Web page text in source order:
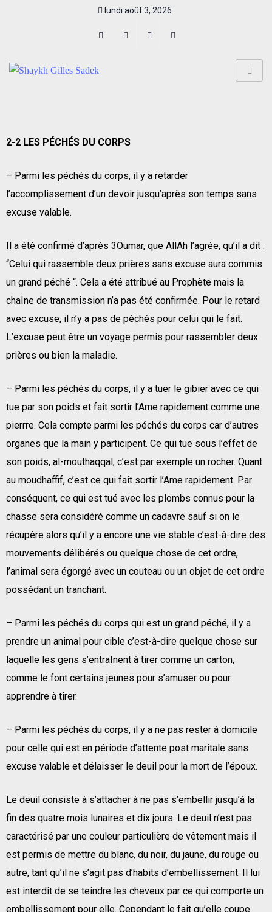
lundi août 3, 2026
2-2 LES PÉCHÉS DU CORPS
– Parmi les péchés du corps, il y a retarder
l’accomplissement d’un devoir jusqu’après son temps sans
excuse valable.
Il a été confirmé d’après 3Oumar, que AllAh l’agrée, qu’il a dit :
“Celui qui rassemble deux prières sans excuse aura commis
un grand péché “. Cela a été attribué au Prophète mais la
chaIne de transmission n’a pas été confirmée. Pour le retard
avec excuse, il n’y a pas de péchés pour celui qui le fait.
L’excuse peut être un voyage permis pour rassembler deux
prières ou bien la maladie.
– Parmi les péchés du corps, il y a tuer le gibier avec ce qui
tue par son poids et fait sortir l’Ame rapidement comme une
pierrre. Cela compte parmi les péchés du corps car d’autres
organes que la main y participent. Ce qui tue sous l’effet de
son poids, al-mouthaqqal, c’est par exemple un rocher. Quant
au moudhaffif, c’est ce qui fait sortir l’Ame rapidement. Par
conséquent, ce qui est tué avec les plombs connus pour la
chasse sera considéré comme un cadavre sauf si on le
récupère alors qu’il y a encore une vie stable c’est-à-dire des
mouvements délibérés ou quelque chose de cet ordre,
l’animal sera égorgé avec un couteau ou un objet de cet ordre
possédant un tranchant.
– Parmi les péchés du corps qui est un grand péché, il y a
prendre un animal pour cible c’est-à-dire quelque chose sur
laquelle les gens s’entraInent à tirer comme un carton,
comme le font certains jeunes pour s’amuser ou pour
apprendre à tirer.
– Parmi les péchés du corps, il y a ne pas rester à domicile
pour celle qui est en période d’attente post maritale sans
excuse valable et délaisser le deuil pour la mort de l’époux.
Le deuil consiste à s’attacher à ne pas s’embellir jusqu’à la
fin des quatre mois lunaires et dix jours. Le deuil n’est pas
caractérisé par une couleur particulière de vêtement mais il
est permis de mettre du blanc, du noir, du jaune, du rouge ou
autre, tant qu’il ne s’agit pas d’habits d’embellissement. Il lui
est interdit de se teindre les cheveux par ce qui comporte un
embellissement pour elle. Cependant le fait qu’elle coupe